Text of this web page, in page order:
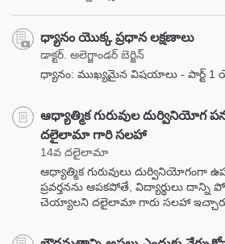
ధ్యానం యొక్క ప్రధాన లక్షణాలు
డాక్టర్. అలెగ్జాండర్ బెర్జిన్
ధ్యానం: ముఖ్యమైన విషయాలు - పార్ట్ 1
ఆధ్యాత్మిక గురువుల దుర్వినియోగ
దలైలామా గారి సలహా
14వ దలైలామా
ఆధ్యాత్మిక గురువులు దుర్వినియోగంగా
ప్రవర్తనను ఆపకపోతే, విద్యార్థులు దాన్ని
చెయ్యాలని దలైలామా గారు సలహా